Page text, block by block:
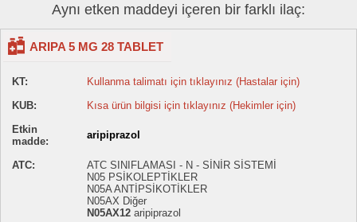
Aynı etken maddeyi içeren bir farklı ilaç:
ARIPA 5 MG 28 TABLET
KT:
Kullanma talimatı için tıklayınız (Hastalar için)
KUB:
Kısa ürün bilgisi için tıklayınız (Hekimler için)
Etkin
madde:
aripiprazol
ATC:
ATC SINIFLAMASI - N - SİNİR SİSTEMİ
N05 PSİKOLEPTİKLER
N05A ANTİPSİKOTİKLER
N05AX Diğer
N05AX12 aripiprazol